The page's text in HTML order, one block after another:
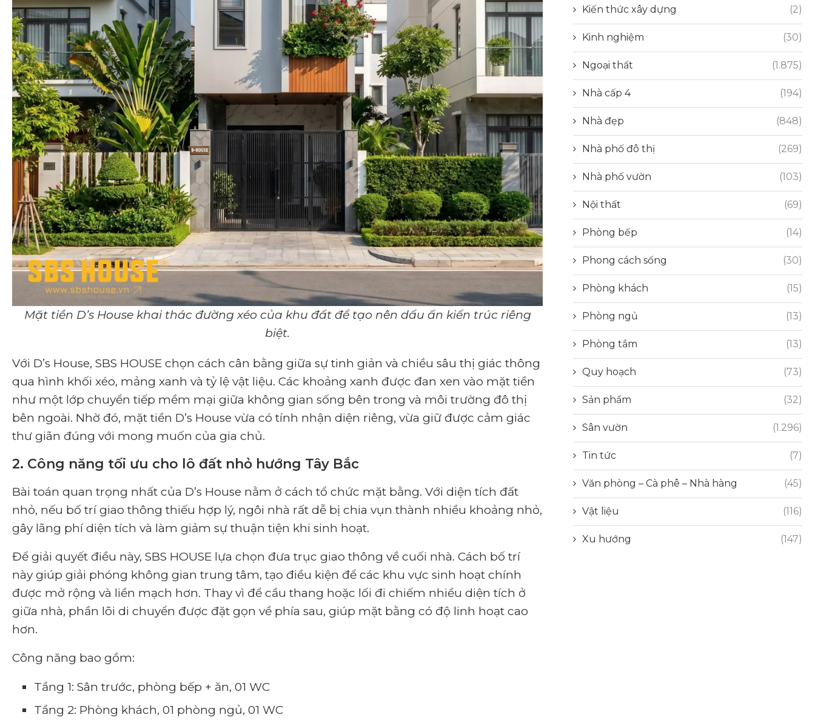
Mặt tiền D’s House khai thác đường xéo của khu đất để tạo nên dấu ấn kiến trúc riêng
biệt.
Với D’s House, SBS HOUSE chọn cách cân bằng giữa sự tinh giản và chiều sâu thị giác thông
qua hình khối xéo, mảng xanh và tỷ lệ vật liệu. Các khoảng xanh được đan xen vào mặt tiền
như một lớp chuyển tiếp mềm mại giữa không gian sống bên trong và môi trường đô thị
bên ngoài. Nhờ đó, mặt tiền D’s House vừa có tính nhận diện riêng, vừa giữ được cảm giác
thư giãn đúng với mong muốn của gia chủ.
2. Công năng tối ưu cho lô đất nhỏ hướng Tây Bắc
Bài toán quan trọng nhất của D’s House nằm ở cách tổ chức mặt bằng. Với diện tích đất
nhỏ, nếu bố trí giao thông thiếu hợp lý, ngôi nhà rất dễ bị chia vụn thành nhiều khoảng nhỏ,
gây lãng phí diện tích và làm giảm sự thuận tiện khi sinh hoạt.
Để giải quyết điều này, SBS HOUSE lựa chọn đưa trục giao thông về cuối nhà. Cách bố trí
này giúp giải phóng không gian trung tâm, tạo điều kiện để các khu vực sinh hoạt chính
được mở rộng và liền mạch hơn. Thay vì để cầu thang hoặc lối đi chiếm nhiều diện tích ở
giữa nhà, phần lõi di chuyển được đặt gọn về phía sau, giúp mặt bằng có độ linh hoạt cao
hơn.
Công năng bao gồm:
Tầng 1: Sân trước, phòng bếp + ăn, 01 WC
Tầng 2: Phòng khách, 01 phòng ngủ, 01 WC
Kiến thức xây dựng (2)
Kinh nghiệm (30)
Ngoại thất (1.875)
Nhà cấp 4 (194)
Nhà đẹp (848)
Nhà phố đô thị (269)
Nhà phố vườn (103)
Nội thất (69)
Phòng bếp (14)
Phong cách sống (30)
Phòng khách (15)
Phòng ngủ (13)
Phòng tắm (13)
Quy hoạch (73)
Sản phẩm (32)
Sân vườn (1.296)
Tin tức (7)
Văn phòng – Cà phê – Nhà hàng (45)
Vật liệu (116)
Xu hướng (147)